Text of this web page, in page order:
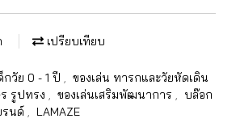
เปรียบเทียบ
กวัย 0 - 1 ปี , ของเล่น ทารกและวัยหัดเดิน
รูปทรง , ของเล่นเสริมพัฒนาการ , บล๊อก
รนด์ , LAMAZE